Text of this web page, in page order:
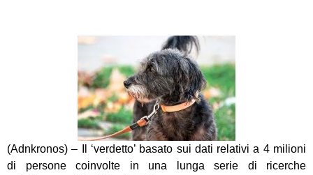
(Adnkronos) – Il ‘verdetto’ basato sui dati relativi a 4 milioni
di persone coinvolte in una lunga serie di ricerche